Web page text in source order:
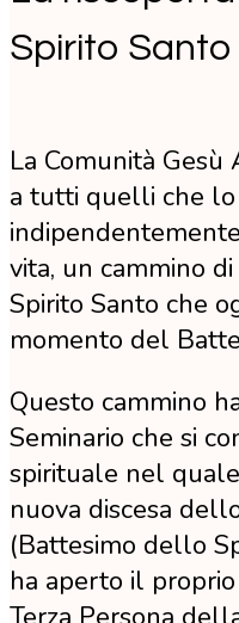
Spirito Santo
La Comunità
a tutti quelli che lo
vita, un cammino
Spirito Santo che
momento del
Questo cammino
Seminario che si
spirituale nel
nuova discesa
(Battesimo dello
ha aperto il